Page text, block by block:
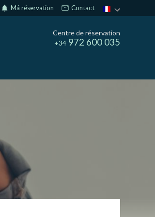
notifications Má réservation Contact
Centre de réservation
+34 972 600 035